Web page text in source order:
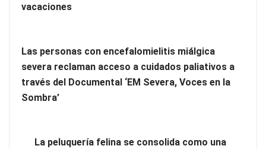
vacaciones
Las personas con encefalomielitis miálgica
severa reclaman acceso a cuidados paliativos a
través del Documental ‘EM Severa, Voces en la
Sombra’
La peluquería felina se consolida como una